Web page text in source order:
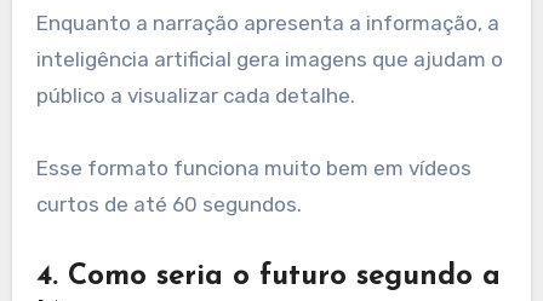
Enquanto a narração apresenta a informação, a
inteligência artificial gera imagens que ajudam o
público a visualizar cada detalhe.
Esse formato funciona muito bem em vídeos
curtos de até 60 segundos.
4. Como seria o futuro segundo a